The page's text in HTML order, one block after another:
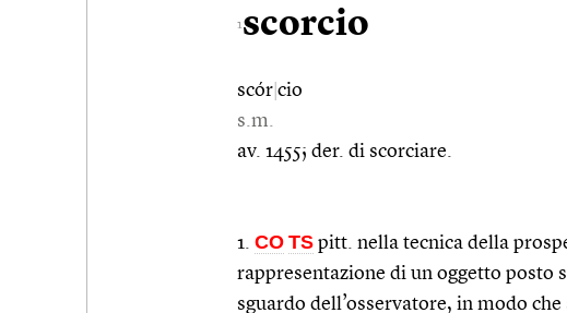
1scorcio
scór cio
s.m.
av. 1455; der. di scorciare.
1. CO TS pitt. nella tecnica della
rappresentazione di un oggetto posto
sguardo dell’osservatore, in modo